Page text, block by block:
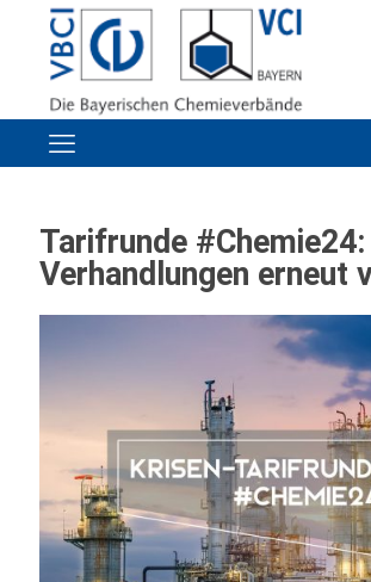
Tarifrunde #Chemie24:
Verhandlungen erneut